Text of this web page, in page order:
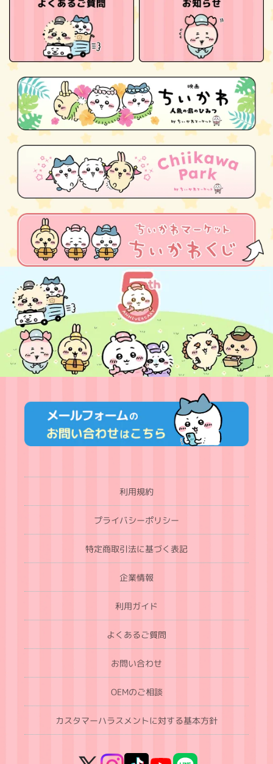
利用規約
プライバシーポリシー
特定商取引法に基づく表記
企業情報
利用ガイド
よくあるご質問
お問い合わせ
OEMのご相談
カスタマーハラスメントに対する基本方針